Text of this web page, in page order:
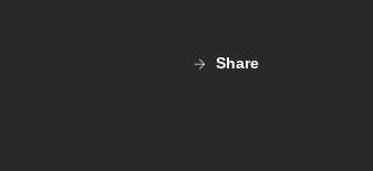
Share